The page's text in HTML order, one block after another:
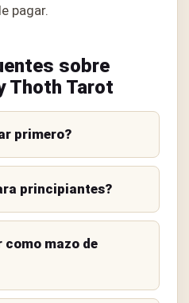
pagar.
sobre
Thoth Tarot
primero?
principiantes?
como mazo de